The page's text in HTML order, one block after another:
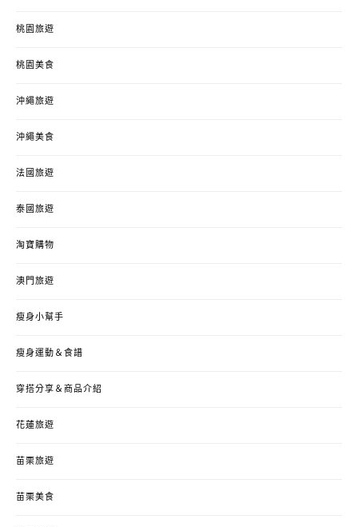
桃園旅遊
桃園美食
沖繩旅遊
沖繩美食
法國旅遊
泰國旅遊
淘寶購物
澳門旅遊
瘦身小幫手
瘦身運動＆食譜
穿搭分享＆商品介紹
花蓮旅遊
苗栗旅遊
苗栗美食